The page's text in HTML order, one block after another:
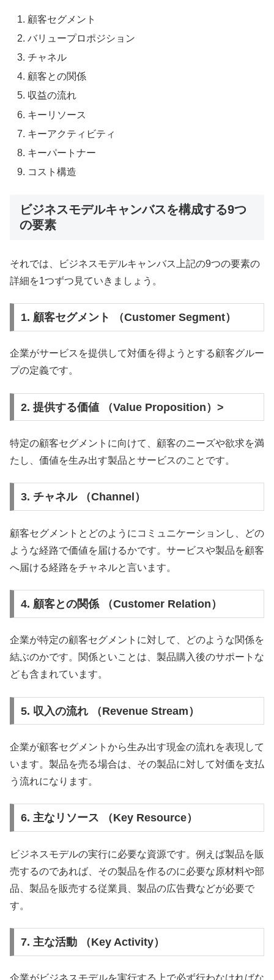
顧客セグメント
バリュープロポジション
チャネル
顧客との関係
収益の流れ
キーリソース
キーアクティビティ
キーパートナー
コスト構造
ビジネスモデルキャンバスを構成する9つ
の要素
それでは、ビジネスモデルキャンバス上記の9つの要素の
詳細を1つずつ見ていきましょう。
1. 顧客セグメント （Customer Segment）
企業がサービスを提供して対価を得ようとする顧客グルー
プの定義です。
2. 提供する価値 （Value Proposition）>
特定の顧客セグメントに向けて、顧客のニーズや欲求を満
たし、価値を生み出す製品とサービスのことです。
3. チャネル （Channel）
顧客セグメントとどのようにコミュニケーションし、どの
ような経路で価値を届けるかです。サービスや製品を顧客
へ届ける経路をチャネルと言います。
4. 顧客との関係 （Customer Relation）
企業が特定の顧客セグメントに対して、どのような関係を
結ぶのかです。関係といことは、製品購入後のサポートな
ども含まれています。
5. 収入の流れ （Revenue Stream）
企業が顧客セグメントから生み出す現金の流れを表現して
います。製品を売る場合は、その製品に対して対価を支払
う流れになります。
6. 主なリソース （Key Resource）
ビジネスモデルの実行に必要な資源です。例えば製品を販
売するのであれば、その製品を作るのに必要な原材料や部
品、製品を販売する従業員、製品の広告費などが必要で
す。
7. 主な活動 （Key Activity）